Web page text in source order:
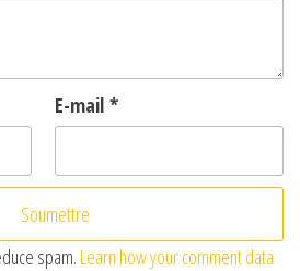
E-mail *
spam. Learn how your comment data